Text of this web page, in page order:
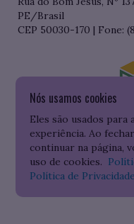
Nós usamos cookies
Eles são usados para
experiência. Ao
continuar na página,
uso de cookies.
Política de Privacidade
PE/Brasil
CEP 50030-170 | Fone:
Consulte o cadastro